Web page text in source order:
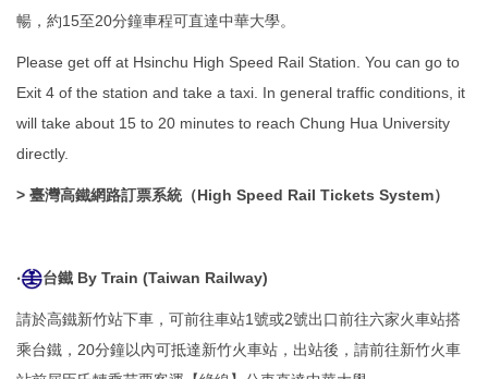
暢，約15至20分鐘車程可直達中華大學。
Please get off at Hsinchu High Speed ​​Rail Station. You can go to
Exit 4 of the station and take a taxi. In general traffic conditions, it
will take about 15 to 20 minutes to reach Chung Hua University
directly.
> 臺灣高鐵網路訂票系統（High Speed Rail Tickets System）
‧ 台鐵 By Train (Taiwan Railway)
請於高鐵新竹站下車，可前往車站1號或2號出口前往六家火車站搭
乘台鐵，20分鐘以內可抵達新竹火車站，出站後，請前往新竹火車